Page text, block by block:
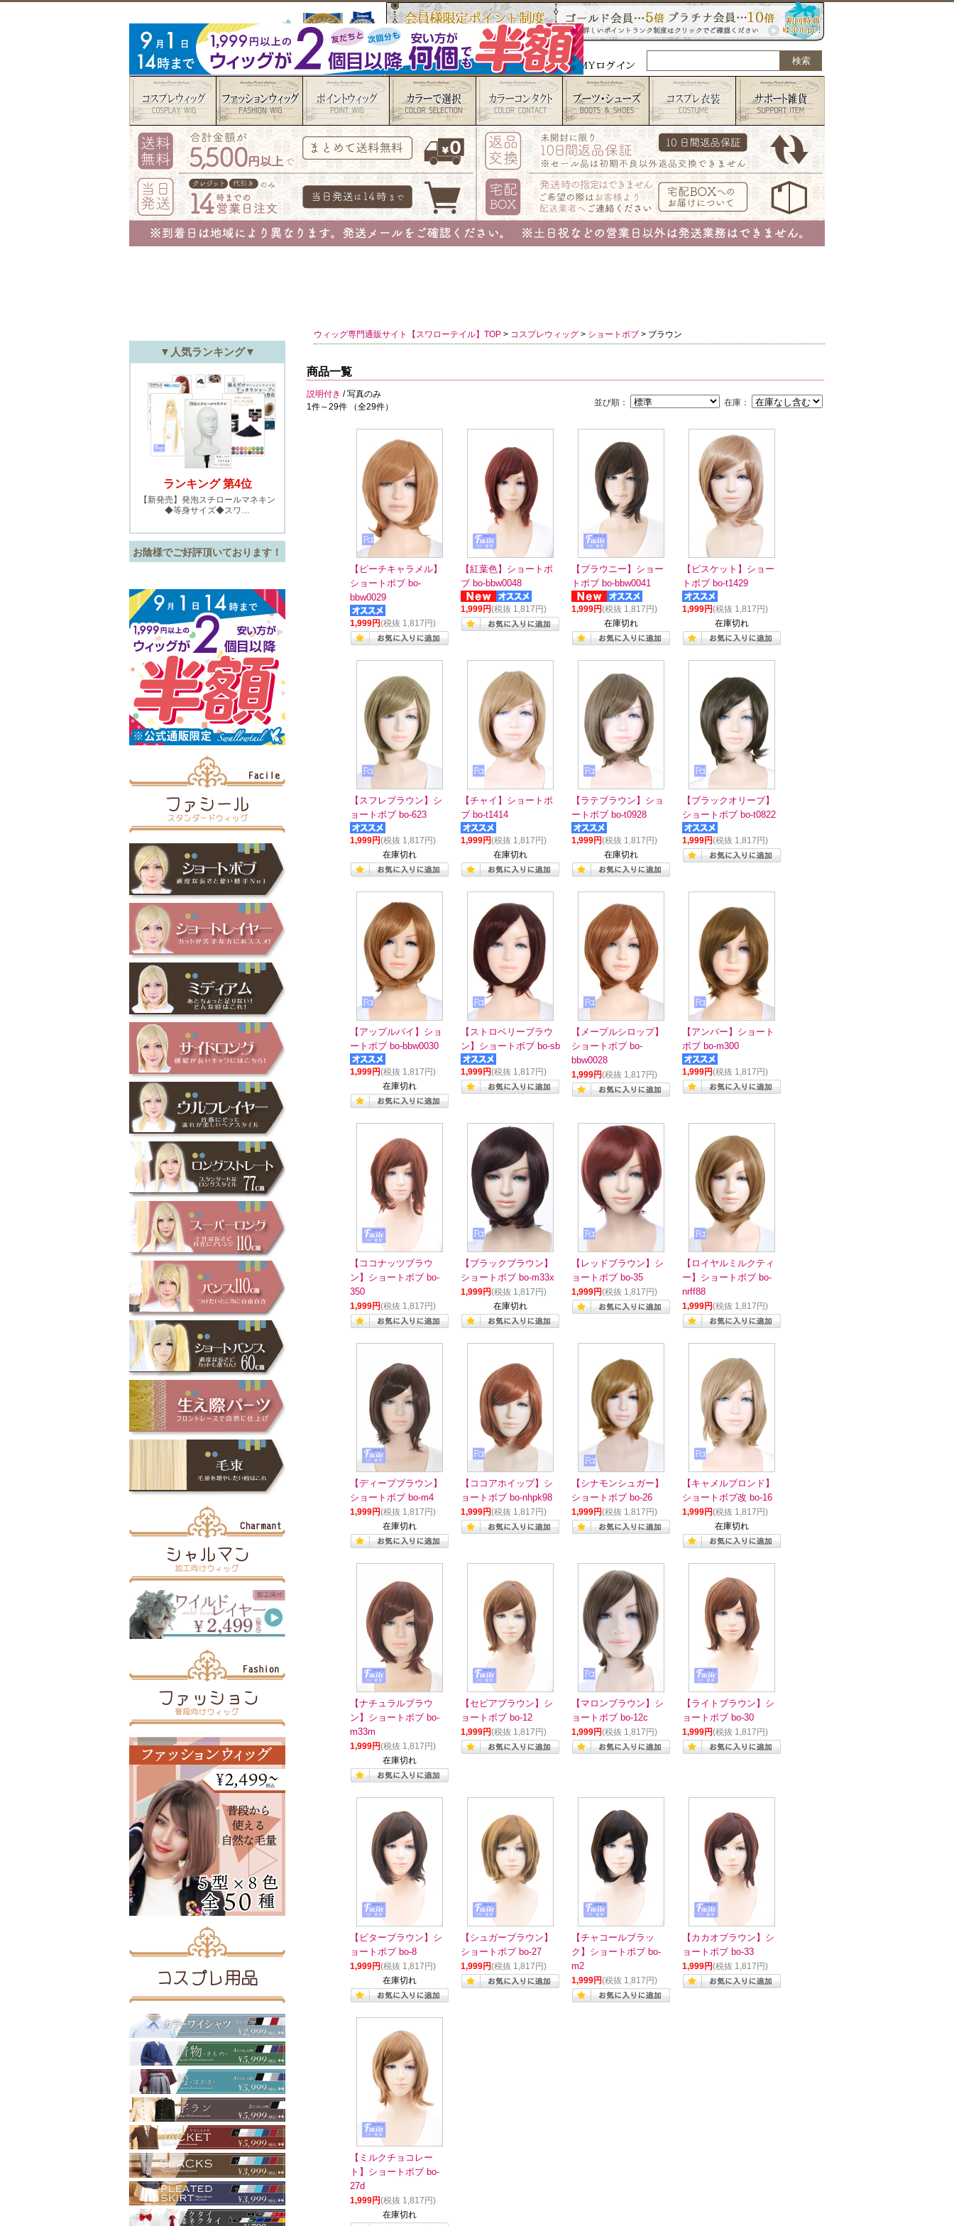
ウィッグ専門通販サイト【スワローテイル】TOP > コスプレウィッグ > ショートボブ > ブラウン
商品一覧
在庫：
並び順：
説明付き / 写真のみ
1件～29件 （全29件）
【ピーチキャラメル】
ショートボブ bo-
bbw0029
1,999円(税抜 1,817円)
【紅葉色】ショートボ
ブ bo-bbw0048
1,999円(税抜 1,817円)
【ブラウニー】ショー
トボブ bo-bbw0041
1,999円(税抜 1,817円)
在庫切れ
【ビスケット】ショー
トボブ bo-t1429
1,999円(税抜 1,817円)
在庫切れ
【スフレブラウン】シ
ョートボブ bo-623
1,999円(税抜 1,817円)
在庫切れ
【チャイ】ショートボ
ブ bo-t1414
1,999円(税抜 1,817円)
在庫切れ
【ラテブラウン】ショ
ートボブ bo-t0928
1,999円(税抜 1,817円)
在庫切れ
【ブラックオリーブ】
ショートボブ bo-t0822
1,999円(税抜 1,817円)
【アップルパイ】ショ
ートボブ bo-bbw0030
1,999円(税抜 1,817円)
在庫切れ
【ストロベリーブラウ
ン】ショートボブ bo-sb
1,999円(税抜 1,817円)
【メープルシロップ】
ショートボブ bo-
bbw0028
1,999円(税抜 1,817円)
【アンバー】ショート
ボブ bo-m300
1,999円(税抜 1,817円)
【ココナッツブラウ
ン】ショートボブ bo-
350
1,999円(税抜 1,817円)
【ブラックブラウン】
ショートボブ bo-m33x
1,999円(税抜 1,817円)
在庫切れ
【レッドブラウン】シ
ョートボブ bo-35
1,999円(税抜 1,817円)
【ロイヤルミルクティ
ー】ショートボブ bo-
nrff88
1,999円(税抜 1,817円)
【ディープブラウン】
ショートボブ bo-m4
1,999円(税抜 1,817円)
在庫切れ
【ココアホイップ】シ
ョートボブ bo-nhpk98
1,999円(税抜 1,817円)
【シナモンシュガー】
ショートボブ bo-26
1,999円(税抜 1,817円)
【キャメルブロンド】
ショートボブ改 bo-16
1,999円(税抜 1,817円)
在庫切れ
【ナチュラルブラウ
ン】ショートボブ bo-
m33m
1,999円(税抜 1,817円)
在庫切れ
【セピアブラウン】シ
ョートボブ bo-12
1,999円(税抜 1,817円)
【マロンブラウン】シ
ョートボブ bo-12c
1,999円(税抜 1,817円)
【ライトブラウン】シ
ョートボブ bo-30
1,999円(税抜 1,817円)
【ビターブラウン】シ
ョートボブ bo-8
1,999円(税抜 1,817円)
在庫切れ
【シュガーブラウン】
ショートボブ bo-27
1,999円(税抜 1,817円)
【チャコールブラッ
ク】ショートボブ bo-
m2
1,999円(税抜 1,817円)
【カカオブラウン】シ
ョートボブ bo-33
1,999円(税抜 1,817円)
【ミルクチョコレー
ト】ショートボブ bo-
27d
1,999円(税抜 1,817円)
在庫切れ